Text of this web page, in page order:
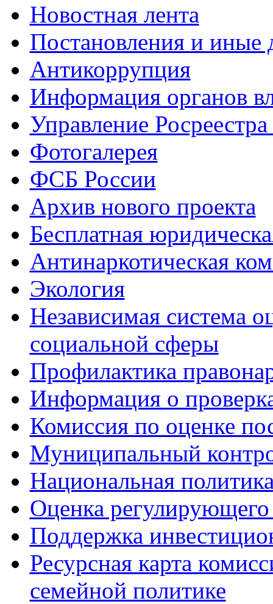
Новостная лента
Постановления и иные
Антикоррупция
Информация органов
Управление
Фотогалерея
ФСБ России
Архив нового проекта
Бесплатная
Антинаркотическая
Экология
Независимая система
социальной сферы
Профилактика
Информация о
Комиссия по оценке
Муниципальный
Национальная
Оценка регулирующего
Поддержка
Ресурсная карта
семейной политике